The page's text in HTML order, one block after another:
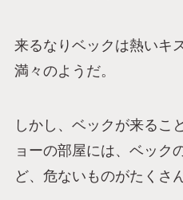
来るなりベックは熱いキ
満々のようだ。
しかし、ベックが来るこ
ョーの部屋には、ベック
ど、危ないものがたくさん